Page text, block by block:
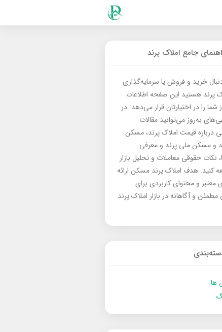
جامع املاک پرند
خرید و فروش یا سرمایه‌گذاری
پرند هستید این صفحه اطلاعات
شما را در اختیارتان قرار می‌دهد. در
به‌روز می‌توانید مقالات
قیمت املاک پرند، مسکن
و مسکن ملی پرند و معرفی
نکات حقوقی معاملات و تحلیل بازار
کنید. هدف املاک پرند مسکن ارائه
معتبر و محتوای کاربردی برای
مطمئن و آگاهانه در بازار املاک پرند
ها